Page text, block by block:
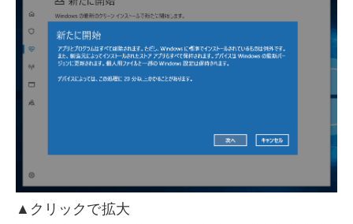
▲クリックで拡大